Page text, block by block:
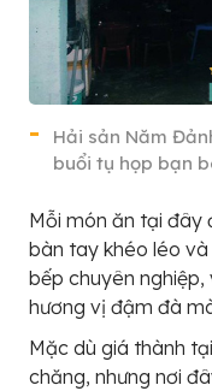
Hải sản Năm
buổi tụ họp bạn
Mỗi món ăn tại đây
bàn tay khéo léo và
bếp chuyên
hương vị đậm đà
Mặc dù giá thành
chăng, nhưng nơi